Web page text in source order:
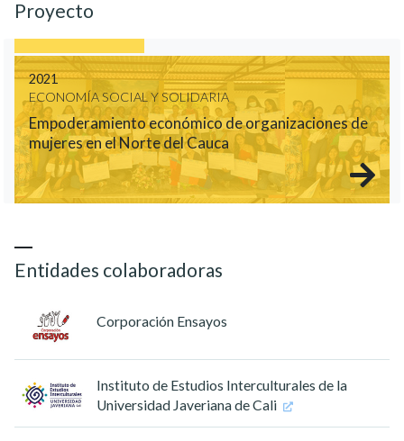
Proyecto
2021
ECONOMÍA SOCIAL Y SOLIDARIA
Empoderamiento económico de organizaciones de
mujeres en el Norte del Cauca
Entidades colaboradoras
Corporación Ensayos
Instituto de Estudios Interculturales de la
Universidad Javeriana de Cali